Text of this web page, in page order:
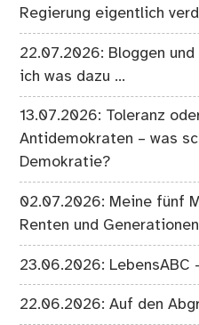
Regierung eigentlich
22.07.2026: Bloggen
ich was dazu …
13.07.2026: Toleranz
Antidemokraten – was
Demokratie?
02.07.2026: Meine fünf
Renten und
23.06.2026: LebensABC
22.06.2026: Auf den